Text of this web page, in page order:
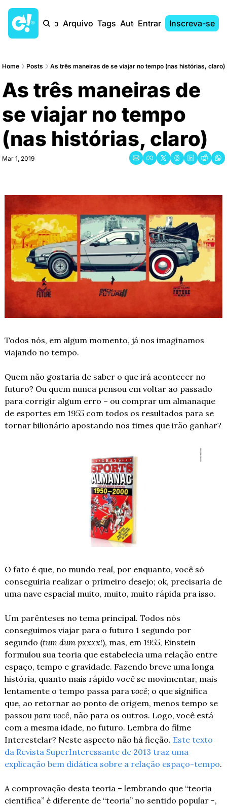
Início Arquivo Tags AutoresEntrar Inscreva-se
Home Posts As três maneiras de se viajar no tempo (nas histórias, claro)
As três maneiras de
se viajar no tempo
(nas histórias, claro)
Mar 1, 2019
Todos nós, em algum momento, já nos imaginamos
viajando no tempo.
Quem não gostaria de saber o que irá acontecer no
futuro? Ou quem nunca pensou em voltar ao passado
para corrigir algum erro – ou comprar um almanaque
de esportes em 1955 com todos os resultados para se
tornar bilionário apostando nos times que irão ganhar?
O fato é que, no mundo real, por enquanto, você só
conseguiria realizar o primeiro desejo; ok, precisaria de
uma nave espacial muito, muito, muito rápida pra isso.
Um parênteses no tema principal. Todos nós
conseguimos viajar para o futuro 1 segundo por
segundo (tum dum pxxxx!), mas, em 1955, Einstein
formulou sua teoria que estabelecia uma relação entre
espaço, tempo e gravidade. Fazendo breve uma longa
história, quanto mais rápido você se movimentar, mais
lentamente o tempo passa para você; o que significa
que, ao retornar ao ponto de origem, menos tempo se
passou para você, não para os outros. Logo, você está
com a mesma idade, no futuro. Lembra do filme
Interestelar? Neste aspecto não há ficção. Este texto
da Revista SuperInteressante de 2013 traz uma
explicação bem didática sobre a relação espaço-tempo.
A comprovação desta teoria – lembrando que “teoria
científica” é diferente de “teoria” no sentido popular -,